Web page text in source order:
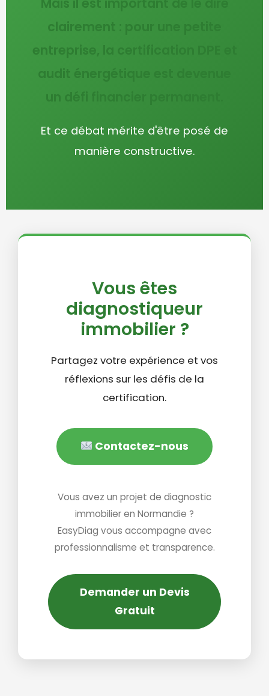
clairement : pour une petite
entreprise, la certification DPE et
audit énergétique est devenue
Et ce débat mérite d'être posé de
manière constructive.
Vous êtes
diagnostiqueur
immobilier ?
Partagez votre expérience et vos
réflexions sur les défis de la
certification.
Contactez-nous
Vous avez un projet de diagnostic
immobilier en Normandie ?
EasyDiag vous accompagne avec
professionnalisme et transparence.
Demander un Devis
Gratuit